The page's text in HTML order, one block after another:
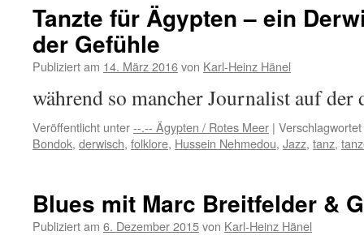
Jazz-
Weltstar
Landgren
Tanzte für Ägypten – ein
der Gefühle
Publiziert am 14. März 2016von Karl-Heinz Hänel
während so mancher Journalist auf
Veröffentlicht unter--.-- Ägypten / Rotes Meer |
Bondok, derwisch, folklore, Hussein Nehmedou, Jazz, tanz,
Blues mit Marc Breitfelder &
Publiziert am 6. Dezember 2015von Karl-Heinz Hänel